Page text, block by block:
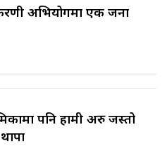
अभियोगमा एक जना
पनि हामी अरु जस्तो